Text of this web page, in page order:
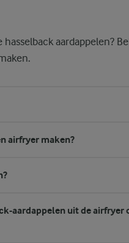
aardappelen?
airfryer maken?
aardappelen uit de airfryer